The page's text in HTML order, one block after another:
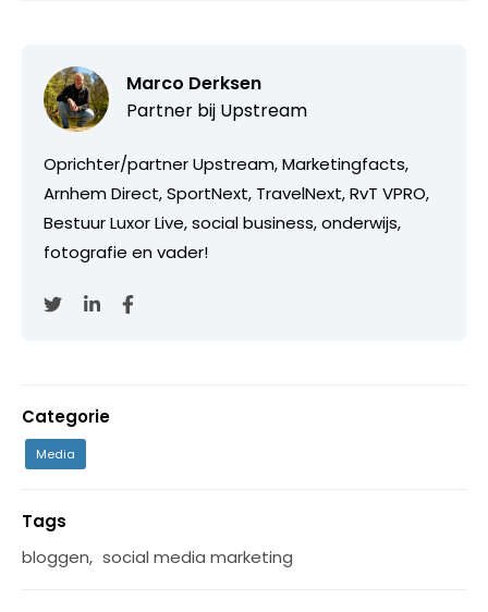
Marco Derksen
Partner bij Upstream
Oprichter/partner Upstream, Marketingfacts,
Arnhem Direct, SportNext, TravelNext, RvT VPRO,
Bestuur Luxor Live, social business, onderwijs,
fotografie en vader!
Categorie
Media
Tags
bloggen, social media marketing